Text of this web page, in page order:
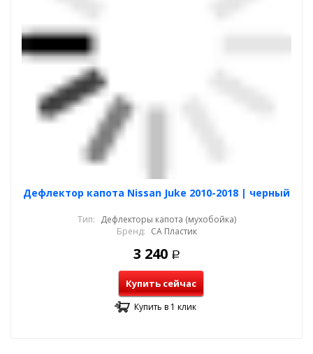
Дефлектор капота Nissan Juke 2010-2018 | черный
Тип: Дефлекторы капота (мухобойка)
Бренд: СА Пластик
3 240 Р
Купить сейчас
Купить в 1 клик